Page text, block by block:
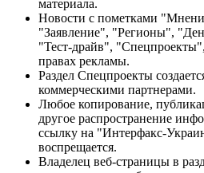
материала.
Новости с пометками
"Заявление", "Регионы",
"Тест-драйв",
правах рекламы.
Раздел Спецпроекты
коммерческими партнерами.
Любое копирование,
другое распространение
ссылку на "Интерфакс-
воспрещается.
Владелец веб-страницы в